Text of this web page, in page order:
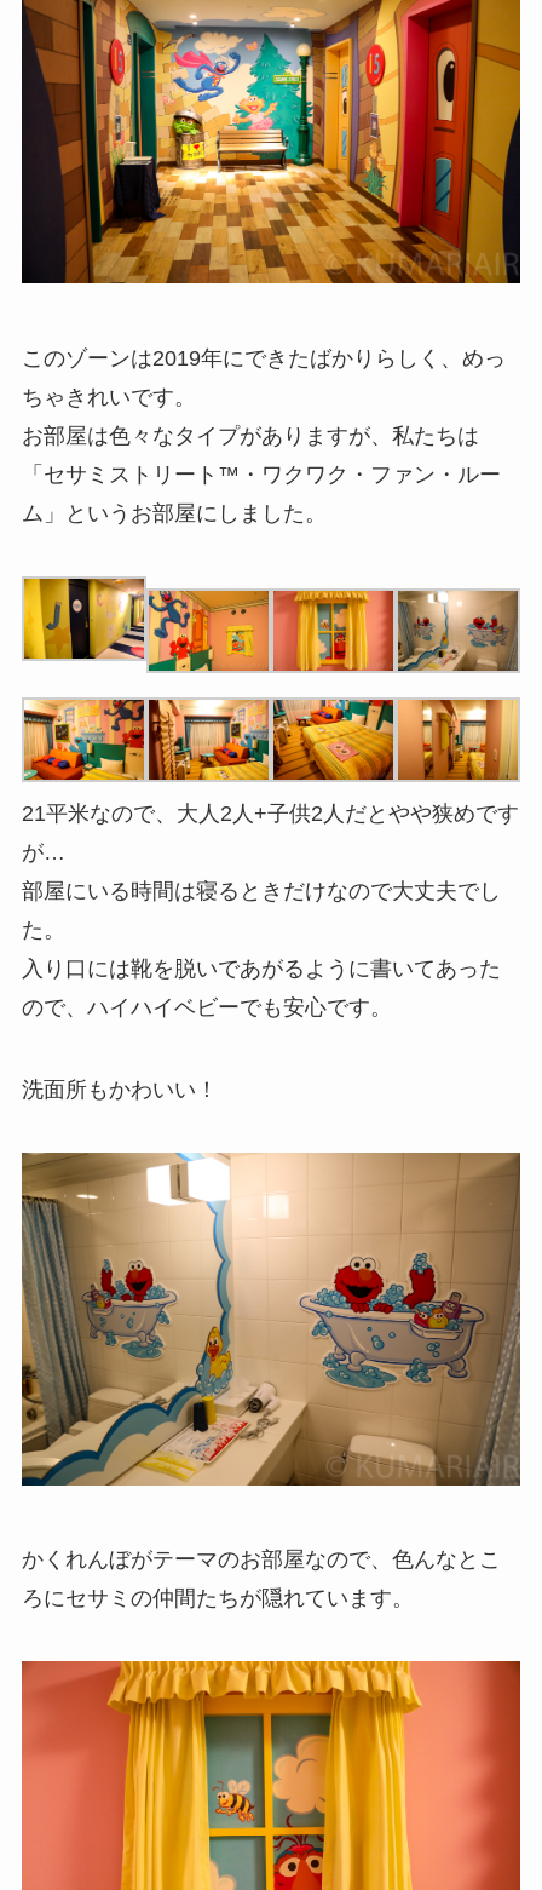
このゾーンは2019年にできたばかりらしく、めっ
ちゃきれいです。
お部屋は色々なタイプがありますが、私たちは
「セサミストリート™・ワクワク・ファン・ルー
ム」というお部屋にしました。
21平米なので、大人2人+子供2人だとやや狭めです
が…
部屋にいる時間は寝るときだけなので大丈夫でし
た。
入り口には靴を脱いであがるように書いてあった
ので、ハイハイベビーでも安心です。
洗面所もかわいい！
かくれんぼがテーマのお部屋なので、色んなとこ
ろにセサミの仲間たちが隠れています。